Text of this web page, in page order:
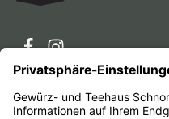
Service-Hotline